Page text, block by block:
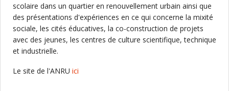
scolaire dans un quartier en renouvellement urbain ainsi que
des présentations d'expériences en ce qui concerne la mixité
sociale, les cités éducatives, la co-construction de projets
avec des jeunes, les centres de culture scientifique, technique
et industrielle.
Le site de l'ANRU ici